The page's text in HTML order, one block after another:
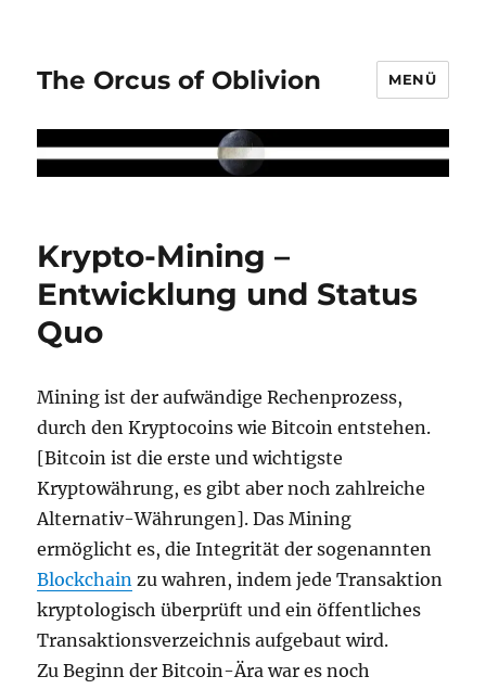
The Orcus of Oblivion MENÜ
Krypto-Mining –
Entwicklung und Status
Quo
Mining ist der aufwändige Rechenprozess,
durch den Kryptocoins wie Bitcoin entstehen.
[Bitcoin ist die erste und wichtigste
Kryptowährung, es gibt aber noch zahlreiche
Alternativ-Währungen]. Das Mining
ermöglicht es, die Integrität der sogenannten
Blockchain zu wahren, indem jede Transaktion
kryptologisch überprüft und ein öffentliches
Transaktionsverzeichnis aufgebaut wird.
Zu Beginn der Bitcoin-Ära war es noch